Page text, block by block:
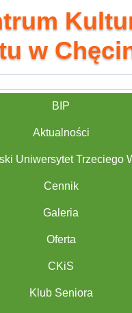
w
BIP
Aktualności
Uniwersytet Trzeciego
Cennik
Galeria
Oferta
CKiS
Klub Seniora